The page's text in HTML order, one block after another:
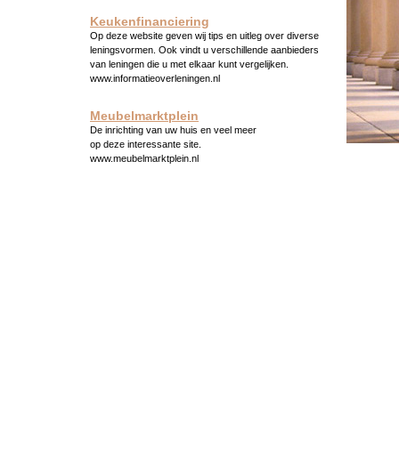
Keukenfinanciering
Op deze website geven wij tips en uitleg over diverse
leningsvormen. Ook vindt u verschillende aanbieders
van leningen die u met elkaar kunt vergelijken.
www.informatieoverleningen.nl
Meubelmarktplein
De inrichting van uw huis en veel meer
op deze interessante site.
www.meubelmarktplein.nl